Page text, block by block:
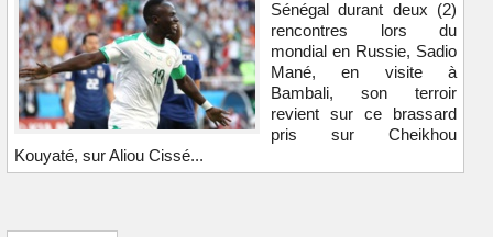
Sénégal durant deux (2)
rencontres lors du
mondial en Russie, Sadio
Mané, en visite à
Bambali, son terroir
revient sur ce brassard
pris sur Cheikhou
Kouyaté, sur Aliou Cissé...